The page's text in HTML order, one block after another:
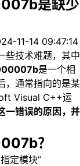
是缺少
11-14 09:47:14
些技术难题，其中
是一个相
，通常指向的是某
Visual C++运
一错误的原因，并
？
定模块”